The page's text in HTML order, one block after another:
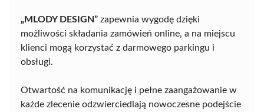
„MLODY DESIGN” zapewnia wygodę dzięki
możliwości składania zamówień online, a na miejscu
klienci mogą korzystać z darmowego parkingu i
obsługi.
Otwartość na komunikację i pełne zaangażowanie w
każde zlecenie odzwierciedlają nowoczesne podejście